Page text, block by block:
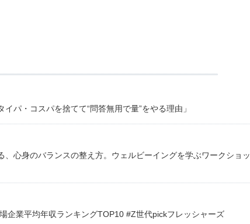
パ・コスパを捨てて“問答無用で量”をやる理由」
心身のバランスの整え方。ウェルビーイングを学ぶワークショッ
企業平均年収ランキングTOP10 #Z世代pickフレッシャーズ